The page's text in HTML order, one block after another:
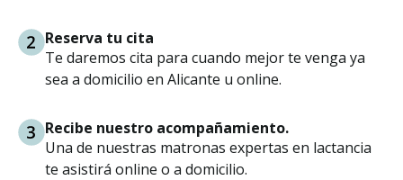
Reserva tu cita
Te daremos cita para cuando mejor te venga ya
sea a domicilio en Alicante u online.
Recibe nuestro acompañamiento.
Una de nuestras matronas expertas en lactancia
te asistirá online o a domicilio.